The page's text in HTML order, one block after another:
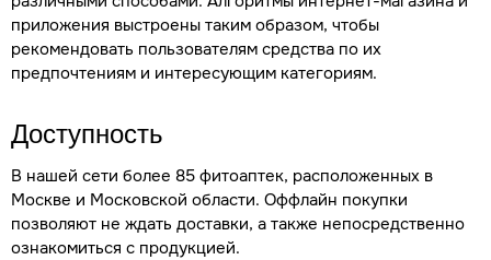
приложения выстроены таким образом, чтобы
рекомендовать пользователям средства по их
предпочтениям и интересующим категориям.
Доступность
В нашей сети более 85 фитоаптек, расположенных в
Москве и Московской области. Оффлайн покупки
позволяют не ждать доставки, а также непосредственно
ознакомиться с продукцией.